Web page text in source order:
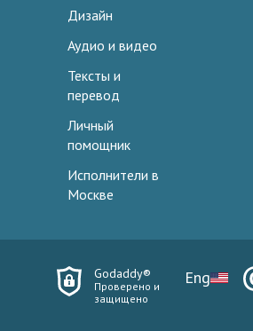
Дизайн
Аудио и видео
Тексты и
перевод
Личный
помощник
Исполнители в
Москве
Godaddy®
Проверено и
защищено
Eng